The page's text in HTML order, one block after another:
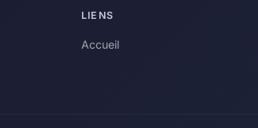
LIENS
Accueil